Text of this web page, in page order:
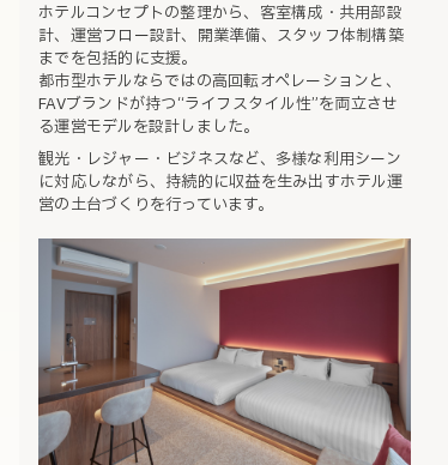
ホテルコンセプトの整理から、客室構成・共用部設
計、運営フロー設計、開業準備、スタッフ体制構築
までを包括的に支援。
都市型ホテルならではの高回転オペレーションと、
FAVブランドが持つ“ライフスタイル性”を両立させ
る運営モデルを設計しました。
観光・レジャー・ビジネスなど、多様な利用シーン
に対応しながら、持続的に収益を生み出すホテル運
営の土台づくりを行っています。